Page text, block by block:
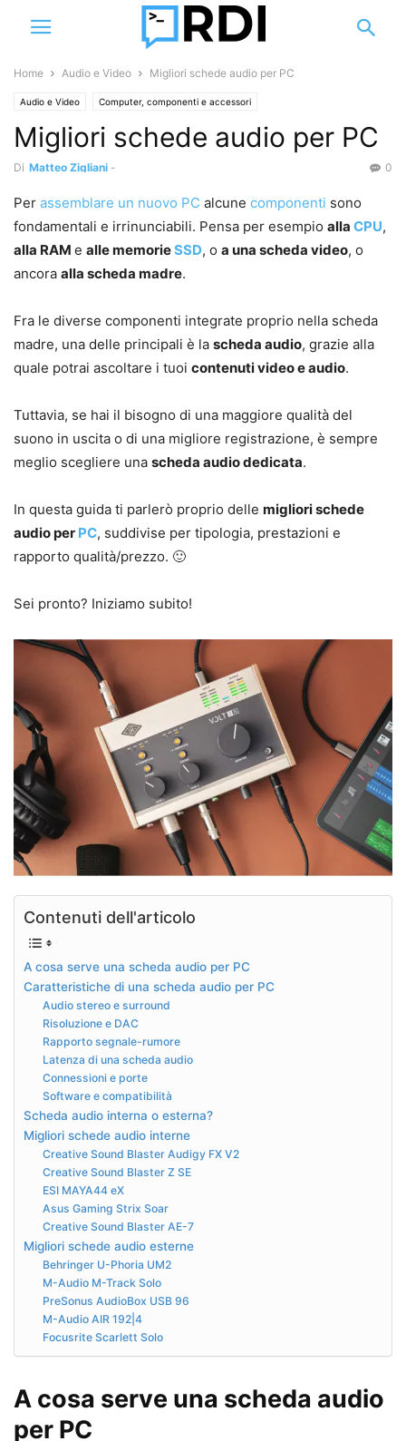
Home Audio e Video Migliori schede audio per PC
Audio e Video Computer, componenti e accessori
Migliori schede audio per PC
Di Matteo Zigliani - 0
Per assemblare un nuovo PC alcune componenti sono
fondamentali e irrinunciabili. Pensa per esempio alla CPU,
alla RAM e alle memorieSSD, o a una scheda video, o
ancora alla scheda madre.
Fra le diverse componenti integrate proprio nella scheda
madre, una delle principali è la scheda audio, grazie alla
quale potrai ascoltare i tuoi contenuti video e audio.
Tuttavia, se hai il bisogno di una maggiore qualità del
suono in uscita o di una migliore registrazione, è sempre
meglio scegliere una scheda audio dedicata.
In questa guida ti parlerò proprio delle migliori schede
audio per PC, suddivise per tipologia, prestazioni e
rapporto qualità/prezzo. 🙂
Sei pronto? Iniziamo subito!
Contenuti dell'articolo
A cosa serve una scheda audio per PC
Caratteristiche di una scheda audio per PC
Audio stereo e surround
Risoluzione e DAC
Rapporto segnale-rumore
Latenza di una scheda audio
Connessioni e porte
Software e compatibilità
Scheda audio interna o esterna?
Migliori schede audio interne
Creative Sound Blaster Audigy FX V2
Creative Sound Blaster Z SE
ESI MAYA44 eX
Asus Gaming Strix Soar
Creative Sound Blaster AE-7
Migliori schede audio esterne
Behringer U-Phoria UM2
M-Audio M-Track Solo
PreSonus AudioBox USB 96
M-Audio AIR 192|4
Focusrite Scarlett Solo
A cosa serve una scheda audio
per PC